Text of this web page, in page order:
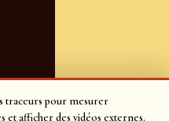
traceurs pour mesurer
et afficher des vidéos externes.